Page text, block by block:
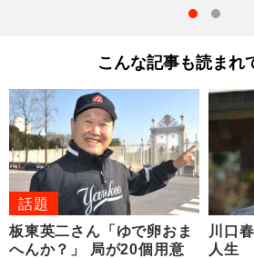
こんな記事も読まれ
話題
板東英二さん「ゆで卵おま
へんか？」 局が20個用意
川口
人生